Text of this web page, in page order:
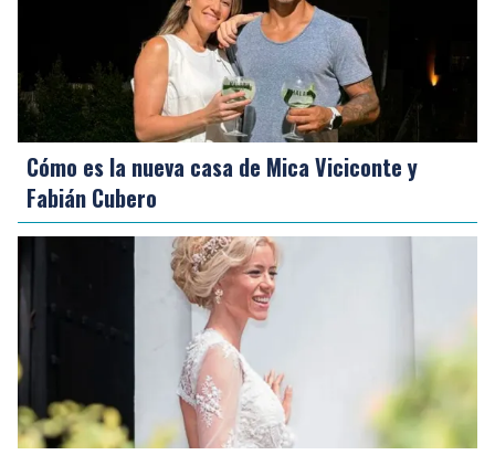
Cómo es la nueva casa de Mica Viciconte y
Fabián Cubero